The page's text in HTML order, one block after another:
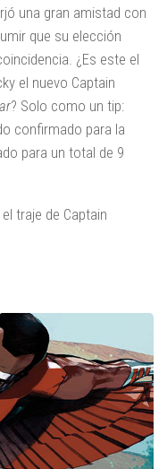
una gran amistad con
que su elección
¿Es este el
el nuevo Captain
? Solo como un tip:
confirmado para la
para un total de 9
traje de Captain